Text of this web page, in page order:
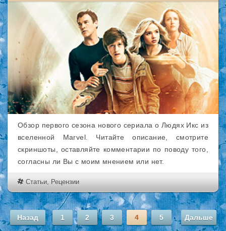
Обзор первого сезона нового сериала о Людях Икс из
вселенной Marvel. Читайте описание, смотрите
скриншоты, оставляйте комментарии по поводу того,
согласны ли Вы с моим мнением или нет.
Статьи, Рецензии
Назад 1 2 3 4 5 Дальше